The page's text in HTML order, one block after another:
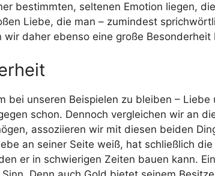
bestimmten, seltenen Emotion liegen,
Liebe, die man – zumindest
daher ebenso eine große
bei unseren Beispielen zu bleiben –
schon. Dennoch vergleichen wir an
assoziieren wir mit diesen beiden
an seiner Seite weiß, hat schließlich
er in schwierigen Zeiten bauen kann.